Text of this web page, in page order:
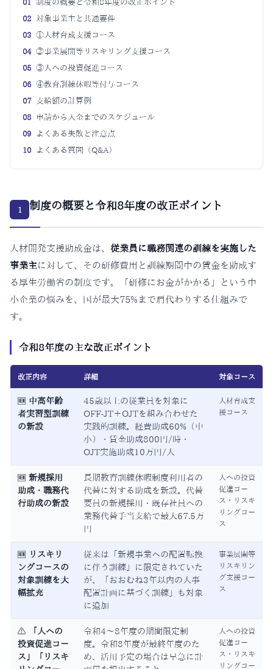
01 制度の概要と令和8年度の改正ポイント
02 対象事業主と共通要件
03 ①人材育成支援コース
04 ②事業展開等リスキリング支援コース
05 ③人への投資促進コース
06 ④教育訓練休暇等付与コース
07 支給額の計算例
08 申請から入金までのスケジュール
09 よくある失敗と注意点
10 よくある質問（Q&A）
1 制度の概要と令和8年度の改正ポイント
人材開発支援助成金は、 従業員に職務関連の訓練を実施した
事業主 に対して、その研修費用と訓練期間中の賃金を助成す
る厚生労働省の制度です。「研修にお金がかかる」という中
小企業の悩みを、国が最大75%まで肩代わりする仕組みで
す。
令和8年度の主な改正ポイント
改正内容 詳細 対象コース
🆕 中高年齢
者実習型訓練
の新設
45歳以上の従業員を対象に
OFF-JT＋OJTを組み合わせた
実践的訓練。経費助成60%（中
小）・賃金助成800円/時・
OJT実施助成10万円/人
人材育成支
援コース
🆕 新規採用
助成・職務代
行助成の新設
長期教育訓練休暇制度利用者の
代替に対する助成を新設。代替
要員の新規採用・既存社員への
業務代替手当支給で最大67.5万
円
人への投資
促進コー
ス・リスキ
リングコー
ス
🆕
リスキリ
ングコースの
対象訓練を大
幅拡充
従来は「新規事業への配置転換
に伴う訓練」に限定されていた
が、「おおむね3年以内の人事
配置計画に基づく訓練」も対象
に追加
事業展開等
リスキリン
グ支援コー
ス
⚠
「人への
投資促進コー
ス」「リスキ
令和4〜8年度の期間限定制
度。令和8年度が最終年度のた
め、活用予定の場合は早急に計
人への投資
促進コー
ス・リスキ
リングコー